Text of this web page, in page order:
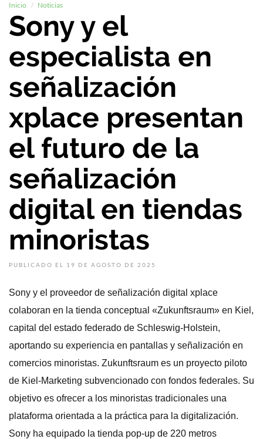
Inicio Noticias
Sony y el
especialista en
señalización
xplace presentan
el futuro de la
señalización
digital en tiendas
minoristas
PUBLICADO EL 19 DE AGOSTO DE 2025
Sony y el proveedor de señalización digital xplace
colaboran en la tienda conceptual «Zukunftsraum» en Kiel,
capital del estado federado de Schleswig-Holstein,
aportando su experiencia en pantallas y señalización en
comercios minoristas. Zukunftsraum es un proyecto piloto
de Kiel-Marketing subvencionado con fondos federales. Su
objetivo es ofrecer a los minoristas tradicionales una
plataforma orientada a la práctica para la digitalización.
Sony ha equipado la tienda pop-up de 220 metros